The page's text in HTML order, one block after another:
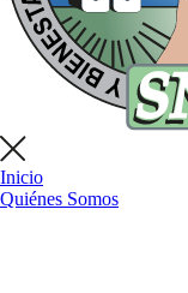
Inicio
Quiénes Somos